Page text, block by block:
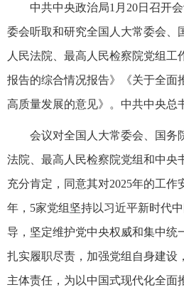
中共中央政治局1月20日召开
委会听取和研究全国人大常委会、
人民法院、最高人民检察院党组工
报告的综合情况报告》《关于全面
高质量发展的意见》。中共中央总
会议对全国人大常委会、国务
法院、最高人民检察院党组和中央
充分肯定，同意其对2025年的工作
年，5家党组坚持以习近平新时代
导，坚定维护党中央权威和集中统
扎实履职尽责，加强党组自身建设
主体责任，为以中国式现代化全面